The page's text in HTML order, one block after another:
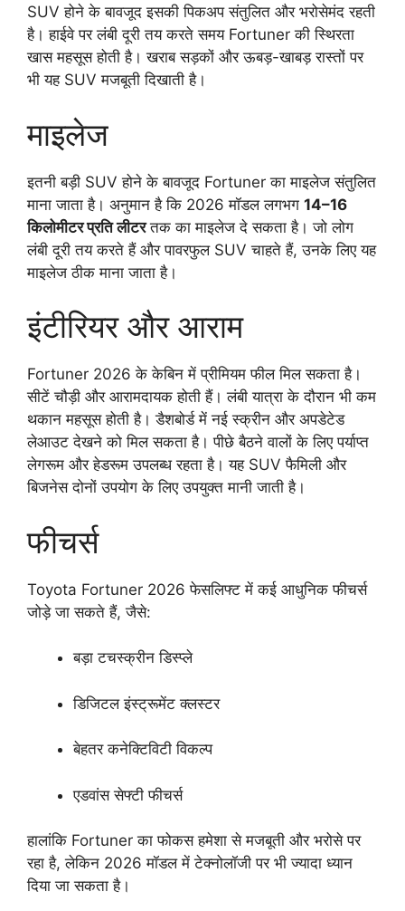
SUV होने के बावजूद इसकी पिकअप संतुलित और भरोसेमंद रहती
है। हाईवे पर लंबी दूरी तय करते समय Fortuner की स्थिरता
खास महसूस होती है। खराब सड़कों और ऊबड़-खाबड़ रास्तों पर
भी यह SUV मजबूती दिखाती है।
माइलेज
इतनी बड़ी SUV होने के बावजूद Fortuner का माइलेज संतुलित
माना जाता है। अनुमान है कि 2026 मॉडल लगभग 14–16
किलोमीटर प्रति लीटरतक का माइलेज दे सकता है। जो लोग
लंबी दूरी तय करते हैं और पावरफुल SUV चाहते हैं, उनके लिए यह
माइलेज ठीक माना जाता है।
इंटीरियर और आराम
Fortuner 2026 के केबिन में प्रीमियम फील मिल सकता है।
सीटें चौड़ी और आरामदायक होती हैं। लंबी यात्रा के दौरान भी कम
थकान महसूस होती है। डैशबोर्ड में नई स्क्रीन और अपडेटेड
लेआउट देखने को मिल सकता है। पीछे बैठने वालों के लिए पर्याप्त
लेगरूम और हेडरूम उपलब्ध रहता है। यह SUV फैमिली और
बिजनेस दोनों उपयोग के लिए उपयुक्त मानी जाती है।
फीचर्स
Toyota Fortuner 2026 फेसलिफ्ट में कई आधुनिक फीचर्स
जोड़े जा सकते हैं, जैसे:
बड़ा टचस्क्रीन डिस्प्ले
डिजिटल इंस्ट्रूमेंट क्लस्टर
बेहतर कनेक्टिविटी विकल्प
एडवांस सेफ्टी फीचर्स
हालांकि Fortuner का फोकस हमेशा से मजबूती और भरोसे पर
रहा है, लेकिन 2026 मॉडल में टेक्नोलॉजी पर भी ज्यादा ध्यान
दिया जा सकता है।